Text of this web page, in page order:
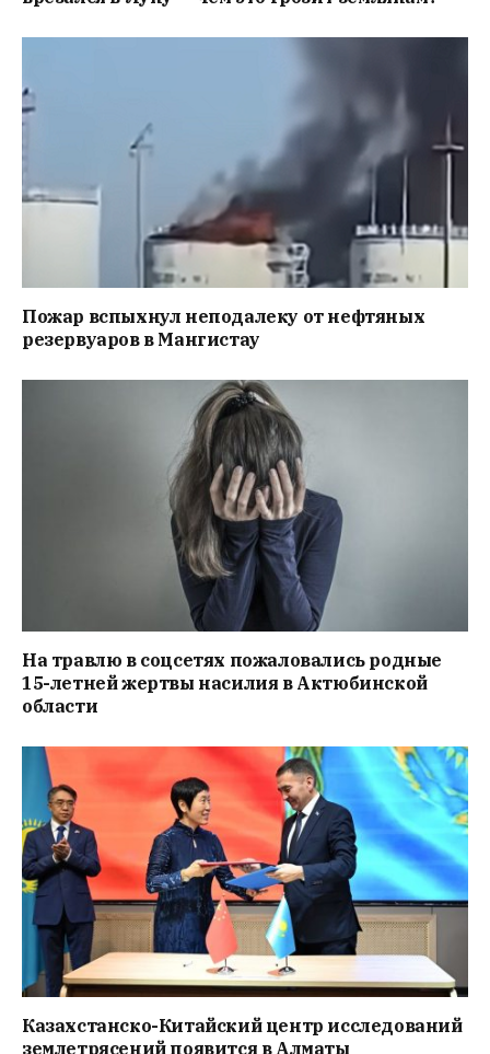
Пожар вспыхнул неподалеку от нефтяных
резервуаров в Мангистау
На травлю в соцсетях пожаловались родные
15-летней жертвы насилия в Актюбинской
области
Казахстанско-Китайский центр исследований
землетрясений появится в Алматы